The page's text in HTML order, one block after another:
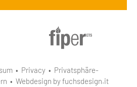
• Privacy• Privatsphäre-
• Webdesign by fuchsdesign.it